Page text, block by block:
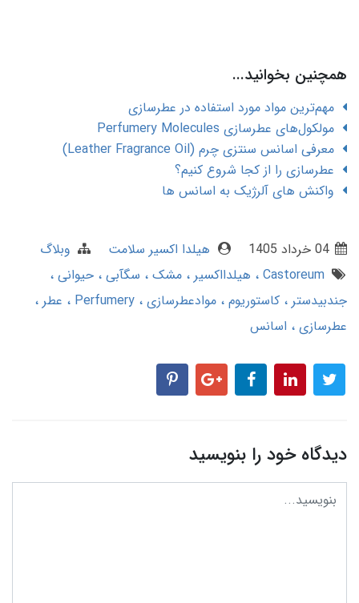
همچنین بخوانید...
مهم‌ترین مواد مورد استفاده در عطرسازی
مولکول‌های عطرسازی Perfumery Molecules
معرفی اسانس سنتزی چرم (Leather Fragrance Oil)
عطرسازی را از کجا شروع کنیم؟
واکنش های آلرژیک به اسانس ها
هیلدا اکسیر سلامت
وبلاگ
Castoreum
هیلدااکسیر مشک سگآبی حیوانی
جندبیدستر
کاستوریوم موادعطرسازی Perfumery
عطر
عطرسازی
اسانس
دیدگاه خود را بنویسید